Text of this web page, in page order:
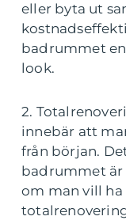
eller byta ut
badrummet
look.
2.
innebär att
från början.
badrummet
om man vill ha